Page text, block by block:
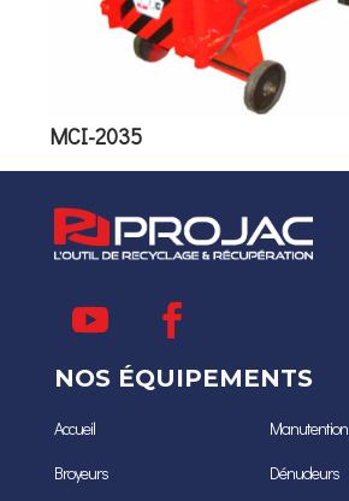
MCI-2035
NOS ÉQUIPEMENTS
Accueil
Broyeurs
Manutention
Dénudeurs